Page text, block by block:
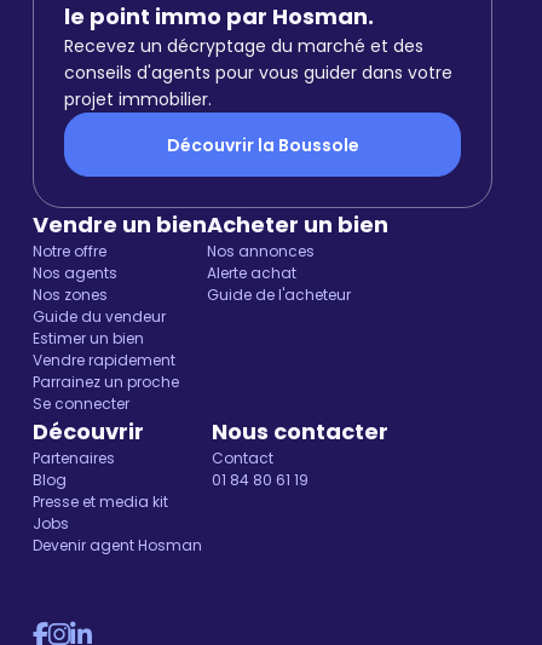
le point immo par Hosman.
Recevez un décryptage du marché et des
conseils d'agents pour vous guider dans votre
projet immobilier.
Découvrir la Boussole
Vendre un bien
Notre offre
Nos agents
Nos zones
Guide du vendeur
Estimer un bien
Vendre rapidement
Parrainez un proche
Se connecter
Acheter un bien
Nos annonces
Alerte achat
Guide de l'acheteur
Découvrir
Partenaires
Blog
Presse et media kit
Jobs
Devenir agent Hosman
Nous contacter
Contact
01 84 80 61 19